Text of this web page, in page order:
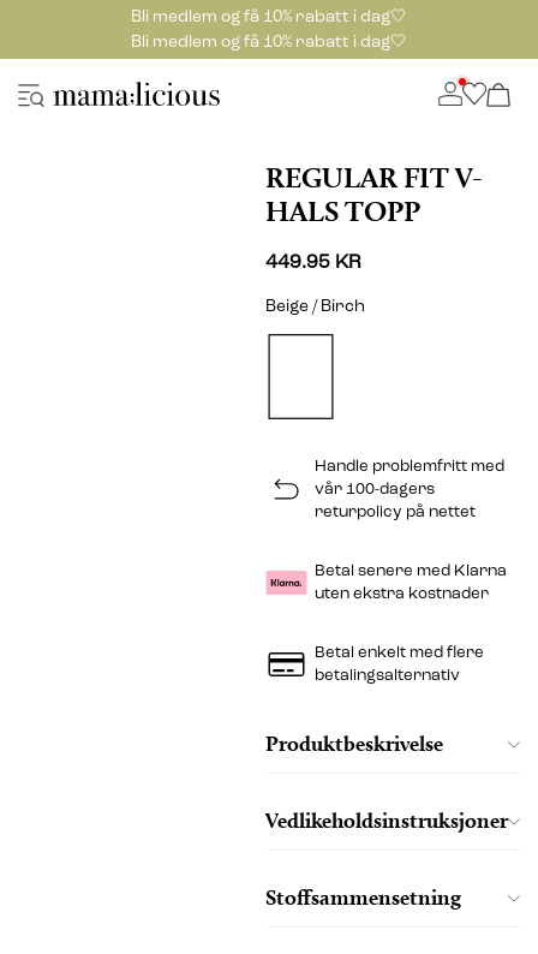
Bli medlem og få 10% rabatt i dag🤍
Bli medlem og få 10% rabatt i dag🤍
REGULAR FIT V-
HALS TOPP
449.95 KR
Beige / Birch
Handle problemfritt med
vår 100-dagers
returpolicy på nettet
Betal senere med Klarna
uten ekstra kostnader
Betal enkelt med flere
betalingsalternativ
Produktbeskrivelse
Vedlikeholdsinstruksjoner
Stoffsammensetning